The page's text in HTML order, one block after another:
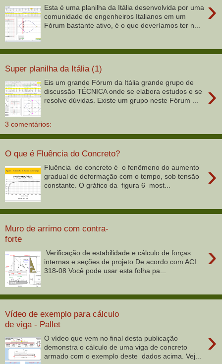
›
Esta é uma planilha da Itália desenvolvida por uma
comunidade de engenheiros Italianos em um
Fórum bastante ativo, é o que deveríamos ter n...
Super planilha da Itália (1)
›
Eis um grande Fórum da Itália grande grupo de
discussão TÉCNICA onde se elabora estudos e se
resolve dúvidas. Existe um grupo neste Fórum ...
3 comentários:
O que é Fluência do Concreto?
›
Fluência do concreto é o fenômeno do aumento
gradual de deformação com o tempo, sob tensão
constante. O gráfico da figura 6 most...
Muro de arrimo com contra-
forte
›
Verificação de estabilidade e cálculo de forças
internas e seções de projeto De acordo com ACI
318-08 Você pode usar esta folha pa...
Vídeo de exemplo para cálculo
de viga - Pallet
›
O vídeo que vem no final desta publicação
demonstra o cálculo de uma viga de concreto
armado com o exemplo deste dados acima. Vej...